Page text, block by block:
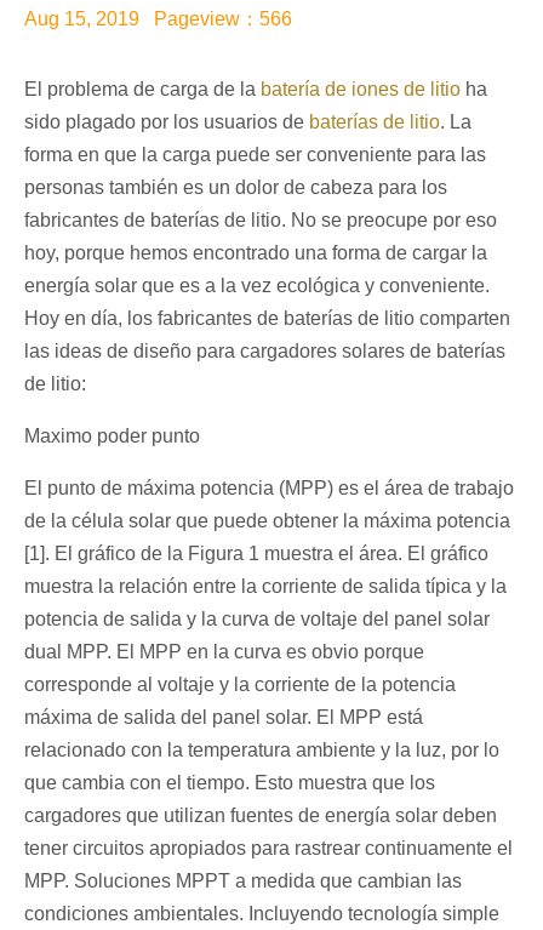
Aug 15, 2019 Pageview：566
El problema de carga de la batería de iones de litio ha
sido plagado por los usuarios de baterías de litio. La
forma en que la carga puede ser conveniente para las
personas también es un dolor de cabeza para los
fabricantes de baterías de litio. No se preocupe por eso
hoy, porque hemos encontrado una forma de cargar la
energía solar que es a la vez ecológica y conveniente.
Hoy en día, los fabricantes de baterías de litio comparten
las ideas de diseño para cargadores solares de baterías
de litio:
Maximo poder punto
El punto de máxima potencia (MPP) es el área de trabajo
de la célula solar que puede obtener la máxima potencia
[1]. El gráfico de la Figura 1 muestra el área. El gráfico
muestra la relación entre la corriente de salida típica y la
potencia de salida y la curva de voltaje del panel solar
dual MPP. El MPP en la curva es obvio porque
corresponde al voltaje y la corriente de la potencia
máxima de salida del panel solar. El MPP está
relacionado con la temperatura ambiente y la luz, por lo
que cambia con el tiempo. Esto muestra que los
cargadores que utilizan fuentes de energía solar deben
tener circuitos apropiados para rastrear continuamente el
MPP. Soluciones MPPT a medida que cambian las
condiciones ambientales. Incluyendo tecnología simple